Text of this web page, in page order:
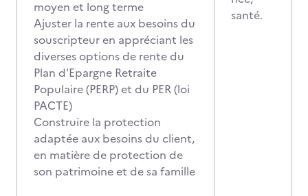
moyen et long terme
Ajuster la rente aux besoins du
souscripteur en appréciant les
diverses options de rente du
Plan d'Epargne Retraite
Populaire (PERP) et du PER (loi
PACTE)
Construire la protection
adaptée aux besoins du client,
en matière de protection de
son patrimoine et de sa famille
santé.